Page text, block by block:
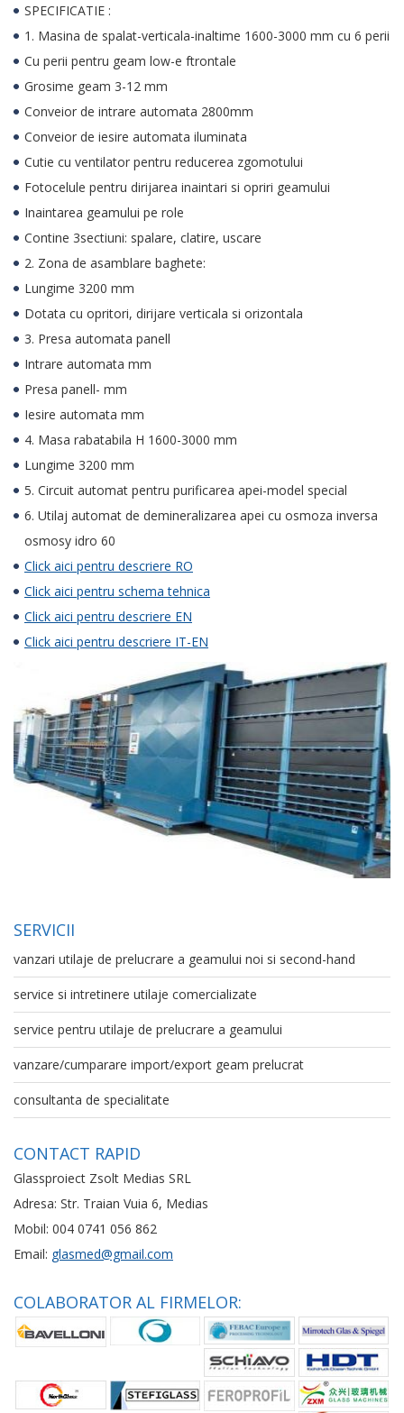
SPECIFICATIE :
1. Masina de spalat-verticala-inaltime 1600-3000 mm cu 6 perii
Cu perii pentru geam low-e ftrontale
Grosime geam 3-12 mm
Conveior de intrare automata 2800mm
Conveior de iesire automata iluminata
Cutie cu ventilator pentru reducerea zgomotului
Fotocelule pentru dirijarea inaintari si opriri geamului
Inaintarea geamului pe role
Contine 3sectiuni: spalare, clatire, uscare
2. Zona de asamblare baghete:
Lungime 3200 mm
Dotata cu opritori, dirijare verticala si orizontala
3. Presa automata panell
Intrare automata mm
Presa panell- mm
Iesire automata mm
4. Masa rabatabila H 1600-3000 mm
Lungime 3200 mm
5. Circuit automat pentru purificarea apei-model special
6. Utilaj automat de demineralizarea apei cu osmoza inversa
osmosy idro 60
Click aici pentru descriere RO
Click aici pentru schema tehnica
Click aici pentru descriere EN
Click aici pentru descriere IT-EN
SERVICII
vanzari utilaje de prelucrare a geamului noi si second-hand
service si intretinere utilaje comercializate
service pentru utilaje de prelucrare a geamului
vanzare/cumparare import/export geam prelucrat
consultanta de specialitate
CONTACT RAPID
Glassproiect Zsolt Medias SRL
Adresa: Str. Traian Vuia 6, Medias
Mobil: 004 0741 056 862
Email: glasmed@gmail.com
COLABORATOR AL FIRMELOR: